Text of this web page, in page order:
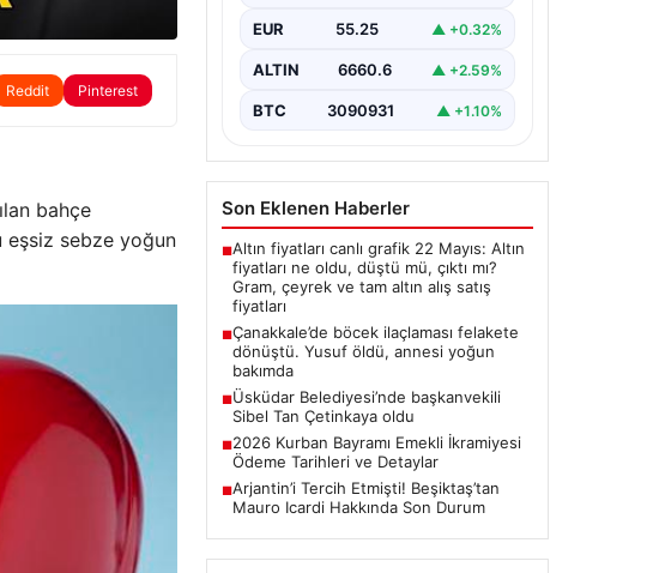
Reddit Pinterest
bahçe
eşsiz sebze yoğun
EUR 55.25 ▲ +0.32%
ALTIN 6660.6 ▲ +2.59%
BTC 3090931 ▲ +1.10%
Son Eklenen Haberler
■Altın fiyatları canlı grafik 22 Mayıs: Altın
fiyatları ne oldu, düştü mü, çıktı mı?
Gram, çeyrek ve tam altın alış satış
fiyatları
■Çanakkale’de böcek ilaçlaması felakete
dönüştü. Yusuf öldü, annesi yoğun
bakımda
■Üsküdar Belediyesi’nde başkanvekili
Sibel Tan Çetinkaya oldu
■2026 Kurban Bayramı Emekli İkramiyesi
Ödeme Tarihleri ve Detaylar
■Arjantin’i Tercih Etmişti! Beşiktaş’tan
Mauro Icardi Hakkında Son Durum